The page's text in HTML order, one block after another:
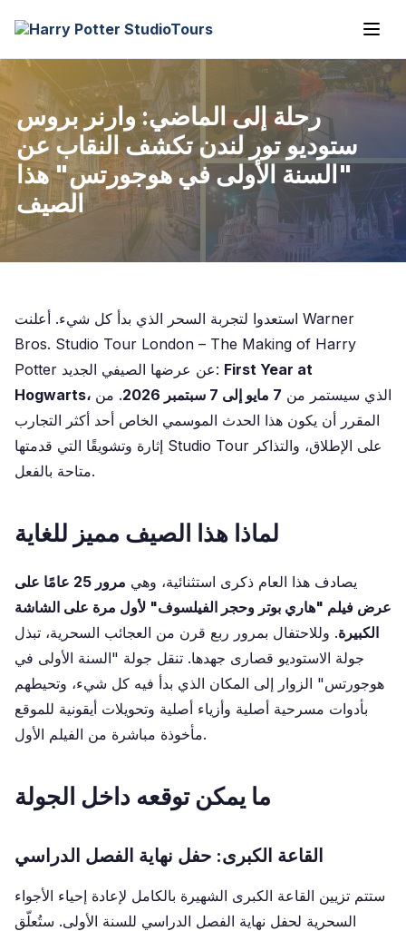
رحلة إلى الماضي: وارنر بروس
ستوديو تور لندن تكشف النقاب عن
"السنة الأولى في هوجورتس" هذا
الصيف
استعدوا لتجربة السحر الذي بدأ كل شيء. أعلنت Warner
Bros. Studio Tour London – The Making of Harry
Potter عن عرضها الصيفي الجديد: First Year at
Hogwarts،
الذي سيستمر من 7 مايو إلى 7 سبتمبر 2026
. من
المقرر أن يكون هذا الحدث الموسمي الخاص أحد أكثر التجارب
إثارة وتشويقًا التي قدمتها Studio Tour على الإطلاق، والتذاكر
متاحة بالفعل.
لماذا هذا الصيف مميز للغاية
يصادف هذا العام ذكرى استثنائية، وهي
مرور 25 عامًا على
عرض فيلم "هاري بوتر وحجر الفيلسوف" لأول مرة على الشاشة
الكبيرة. وللاحتفال بمرور ربع قرن من العجائب السحرية، تبذل
جولة الاستوديو قصارى جهدها. تنقل جولة "السنة الأولى في
هوجورتس" الزوار إلى المكان الذي بدأ فيه كل شيء، وتحيطهم
بأدوات مسرحية أصلية وأزياء أصلية وتحويلات أيقونية للموقع
مأخوذة مباشرة من الفيلم الأول.
ما يمكن توقعه داخل الجولة
القاعة الكبرى: حفل نهاية الفصل الدراسي
ستتم تزيين القاعة الكبرى الشهيرة بالكامل لإعادة إحياء الأجواء
السحرية لحفل نهاية الفصل الدراسي للسنة الأولى. ستُعلّق